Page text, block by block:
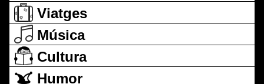
Viatges
Música
Cultura
Humor